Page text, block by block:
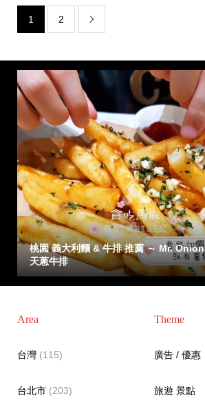
1 2 
桃園 義大利麵 & 牛排 推薦 ～ Mr. Onion
天蔥牛排
Area
台灣(115)
台北市(203)
Theme
廣告 / 優惠
旅遊 景點